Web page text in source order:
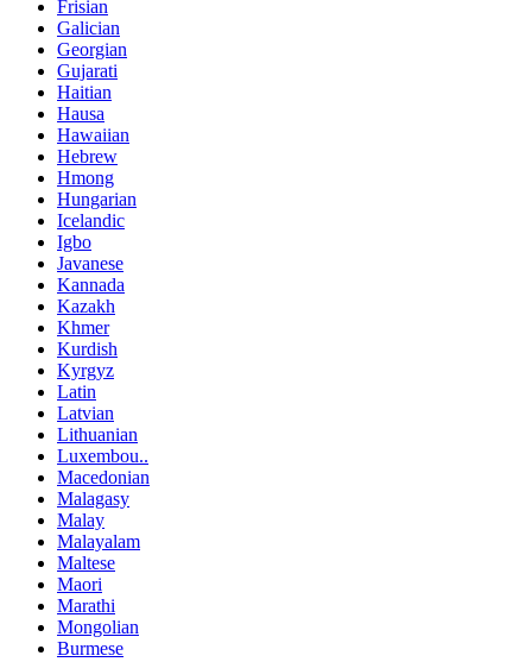
Frisian
Galician
Georgian
Gujarati
Haitian
Hausa
Hawaiian
Hebrew
Hmong
Hungarian
Icelandic
Igbo
Javanese
Kannada
Kazakh
Khmer
Kurdish
Kyrgyz
Latin
Latvian
Lithuanian
Luxembou..
Macedonian
Malagasy
Malay
Malayalam
Maltese
Maori
Marathi
Mongolian
Burmese